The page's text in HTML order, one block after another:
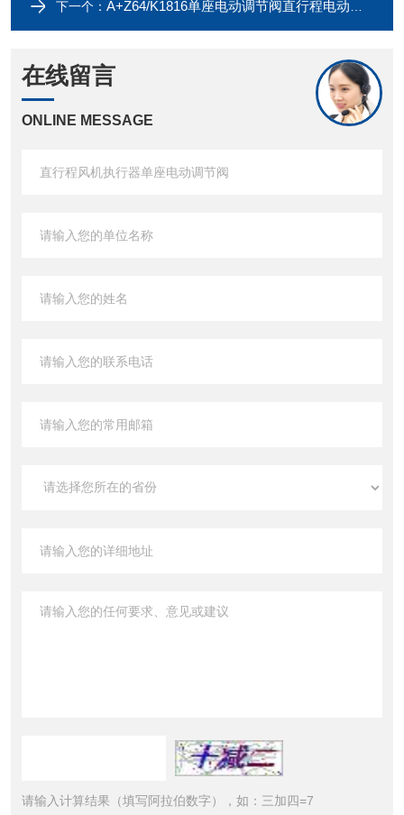
下一个： A+Z64/K1816单座电动调节阀直行程电动执行机构
在线留言
ONLINE MESSAGE
请输入计算结果（填写阿拉伯数字），如：三加四=7